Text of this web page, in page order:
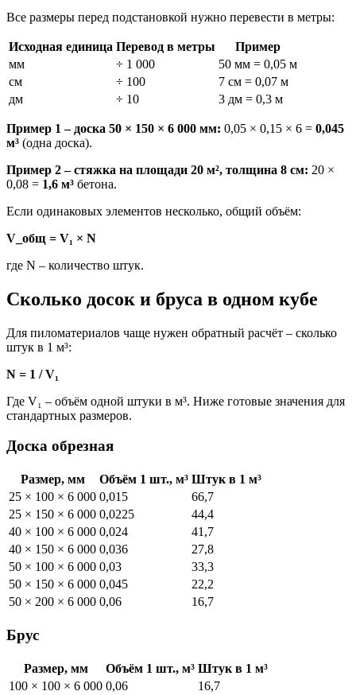
Все размеры перед подстановкой нужно перевести в метры:
Исходная единица Перевод в метры
Пример
мм
÷ 1 000
50 мм = 0,05 м
см
÷ 100
7 см = 0,07 м
дм
÷ 10 3 дм = 0,3 м
Пример 1 – доска 50 × 150 × 6 000 мм: 0,05 × 0,15 × 6 = 0,045
м³ (одна доска).
Пример 2 – стяжка на площади 20 м², толщина 8 см: 20 ×
0,08 = 1,6 м³ бетона.
Если одинаковых элементов несколько, общий объём:
V_общ = V₁ × N
где N – количество штук.
Сколько досок и бруса в одном кубе
Для пиломатериалов чаще нужен обратный расчёт – сколько
штук в 1 м³:
N = 1 / V₁
Где V₁ – объём одной штуки в м³. Ниже готовые значения для
стандартных размеров.
Доска обрезная
Размер, мм Объём 1 шт., м³ Штук в 1 м³
25 × 100 × 6 000 0,015
66,7
25 × 150 × 6 000 0,0225
44,4
40 × 100 × 6 000 0,024
41,7
40 × 150 × 6 000 0,036
27,8
50 × 100 × 6 000 0,03
33,3
50 × 150 × 6 000 0,045
22,2
50 × 200 × 6 000 0,06 16,7
Брус
Размер, мм Объём 1 шт., м³ Штук в 1 м³
100 × 100 × 6 000 0,06
16,7